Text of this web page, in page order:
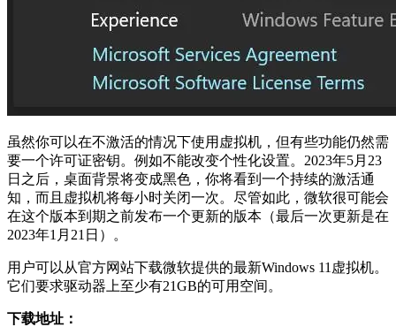
虽然你可以在不激活的情况下使用虚拟机，但有些功能仍然需
要一个许可证密钥。例如不能改变个性化设置。2023年5月23
日之后，桌面背景将变成黑色，你将看到一个持续的激活通
知，而且虚拟机将每小时关闭一次。尽管如此，微软很可能会
在这个版本到期之前发布一个更新的版本（最后一次更新是在
2023年1月21日）。
用户可以从官方网站下载微软提供的最新Windows 11虚拟机。
它们要求驱动器上至少有21GB的可用空间。
下载地址：